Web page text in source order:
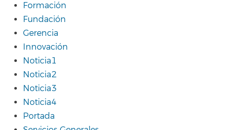
Formación
Fundación
Gerencia
Innovación
Noticia1
Noticia2
Noticia3
Noticia4
Portada